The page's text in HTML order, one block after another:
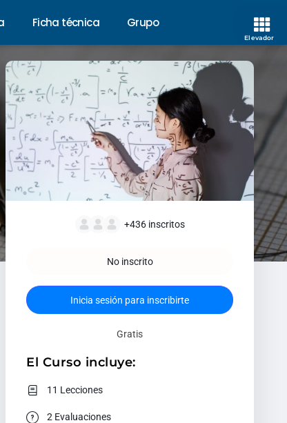
Ficha técnica Grupo
+436 inscritos
No inscrito
Inicia sesión para inscribirte
Gratis
El Curso incluye:
11 Lecciones
2 Evaluaciones
Elevador